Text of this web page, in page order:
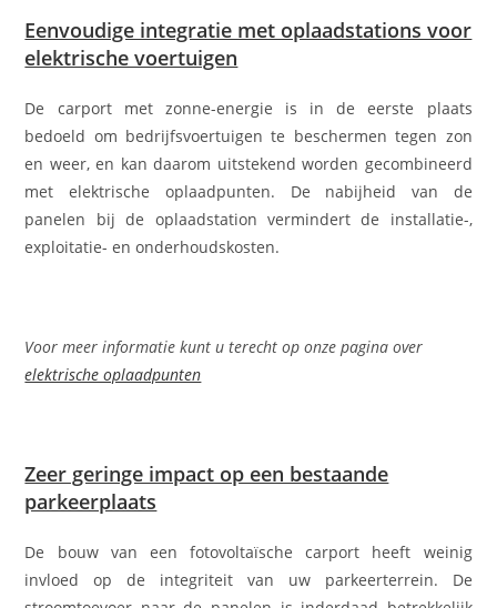
Eenvoudige integratie met oplaadstations voor
elektrische voertuigen
De carport met zonne-energie is in de eerste plaats
bedoeld om bedrijfsvoertuigen te beschermen tegen zon
en weer, en kan daarom uitstekend worden gecombineerd
met elektrische oplaadpunten. De nabijheid van de
panelen bij de oplaadstation vermindert de installatie-,
exploitatie- en onderhoudskosten.
Voor meer informatie kunt u terecht op onze pagina over
elektrische oplaadpunten
Zeer geringe impact op een bestaande
parkeerplaats
De bouw van een fotovoltaïsche carport heeft weinig
invloed op de integriteit van uw parkeerterrein. De